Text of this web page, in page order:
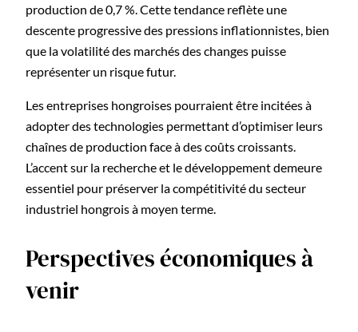
production de 0,7 %. Cette tendance reflète une
descente progressive des pressions inflationnistes, bien
que la volatilité des marchés des changes puisse
représenter un risque futur.
Les entreprises hongroises pourraient être incitées à
adopter des technologies permettant d’optimiser leurs
chaînes de production face à des coûts croissants.
L’accent sur la recherche et le développement demeure
essentiel pour préserver la compétitivité du secteur
industriel hongrois à moyen terme.
Perspectives économiques à
venir